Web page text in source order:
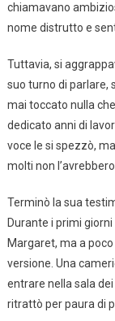
chiamavano
nome distrutto e
Tuttavia, si
suo turno di parlare,
mai toccato nulla
dedicato anni di
voce le si spezzò,
molti non
Terminò la sua
Durante i primi
Margaret, ma a
versione. Una
entrare nella sala
ritrattò per paura di